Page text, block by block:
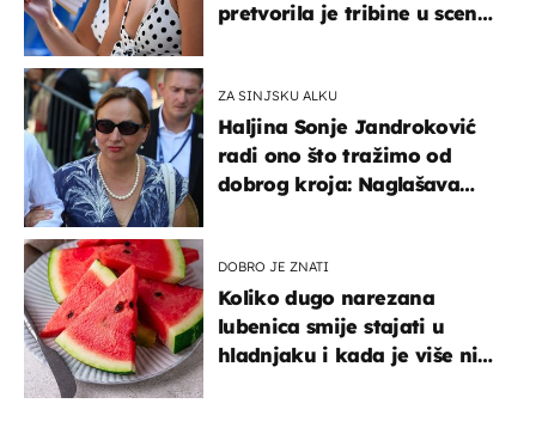
pretvorila je tribine u scenu
ZA SINJSKU ALKU
Haljina Sonje Jandroković
radi ono što tražimo od
dobrog kroja: Naglašava
DOBRO JE ZNATI
Koliko dugo narezana
lubenica smije stajati u
hladnjaku i kada je više nije